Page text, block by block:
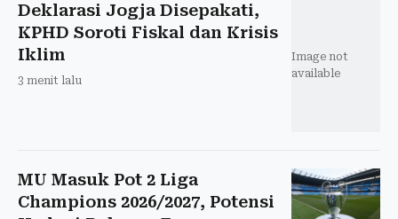
Deklarasi Jogja Disepakati,
KPHD Soroti Fiskal dan Krisis
Iklim
3 menit lalu
Image not
available
MU Masuk Pot 2 Liga
Champions 2026/2027, Potensi